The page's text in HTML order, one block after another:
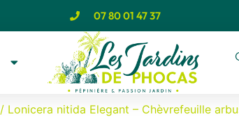
07 80 01 47 37
/ Lonicera nitida Elegant – Chèvrefeuille